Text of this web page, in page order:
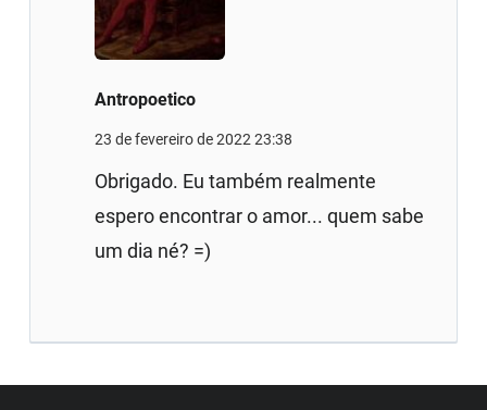
Antropoetico
23 de fevereiro de 2022 23:38
Obrigado. Eu também realmente
espero encontrar o amor... quem sabe
um dia né? =)